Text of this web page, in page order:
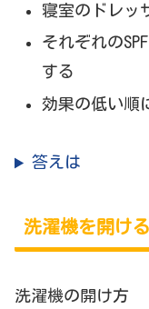
寝室のドレッ
それぞれの
する
効果の低い順
答えは
洗濯機を開ける
洗濯機の開け方